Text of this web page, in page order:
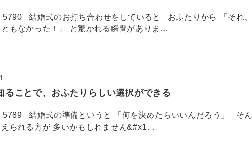
5790 結婚式のお打ち合わせをしていると おふたりから 「それ、
もなかった！」 と驚かれる瞬間がありま…
ることで、おふたりらしい選択ができる
5789 結婚式の準備というと 「何を決めたらいいんだろう」 そん
えられる方が 多いかもしれません&#x1…